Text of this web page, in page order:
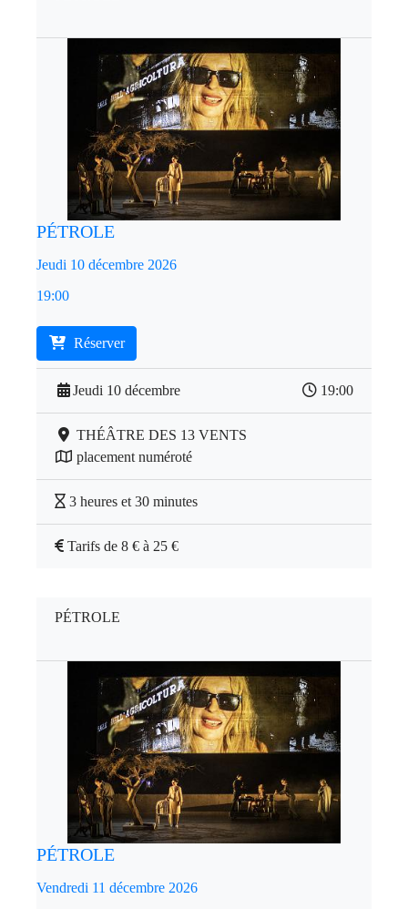
PÉTROLE
Jeudi 10 décembre 2026
19:00
Réserver
Jeudi 10 décembre 19:00
THÉÂTRE DES 13 VENTS
placement numéroté
3 heures et 30 minutes
Tarifs de 8 € à 25 €
PÉTROLE
PÉTROLE
Vendredi 11 décembre 2026